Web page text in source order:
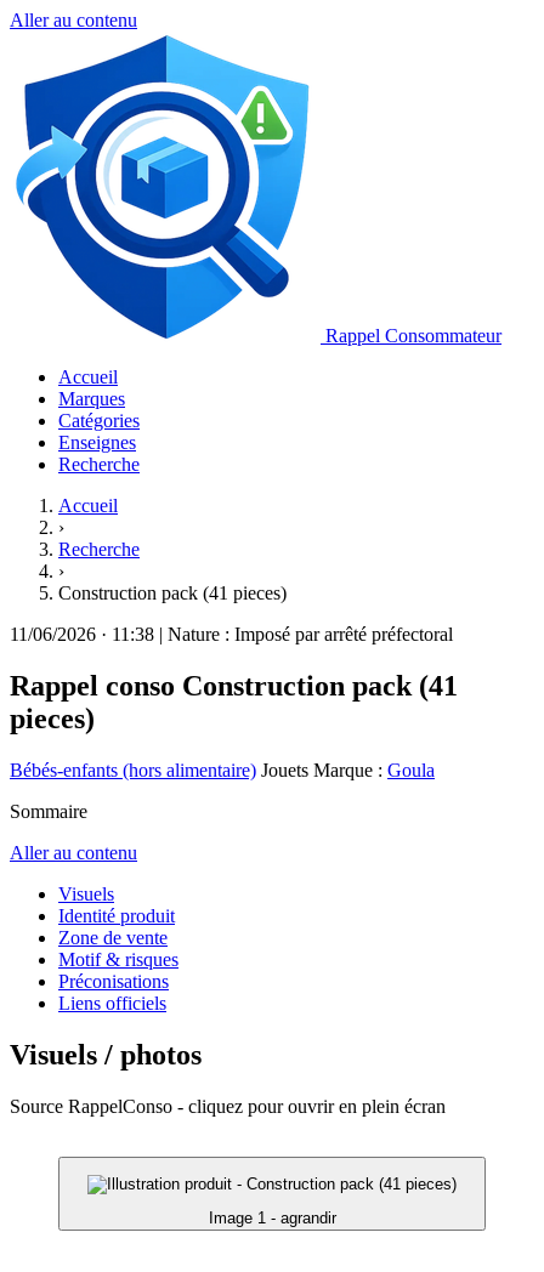
Aller au contenu
Rappel Consommateur
Accueil
Marques
Catégories
Enseignes
Recherche
Accueil
›
Recherche
›
Construction pack (41 pieces)
11/06/2026 · 11:38 | Nature : Imposé par arrêté préfectoral
Rappel conso Construction pack (41
pieces)
Bébés-enfants (hors alimentaire) Jouets Marque : Goula
Sommaire
Aller au contenu
Visuels
Identité produit
Zone de vente
Motif & risques
Préconisations
Liens officiels
Visuels / photos
Source RappelConso - cliquez pour ouvrir en plein écran
Image 1 - agrandir